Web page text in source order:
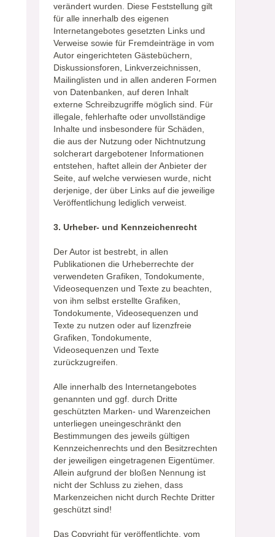
verändert wurden. Diese Feststellung gilt
für alle innerhalb des eigenen
Internetangebotes gesetzten Links und
Verweise sowie für Fremdeinträge in vom
Autor eingerichteten Gästebüchern,
Diskussionsforen, Linkverzeichnissen,
Mailinglisten und in allen anderen Formen
von Datenbanken, auf deren Inhalt
externe Schreibzugriffe möglich sind. Für
illegale, fehlerhafte oder unvollständige
Inhalte und insbesondere für Schäden,
die aus der Nutzung oder Nichtnutzung
solcherart dargebotener Informationen
entstehen, haftet allein der Anbieter der
Seite, auf welche verwiesen wurde, nicht
derjenige, der über Links auf die jeweilige
Veröffentlichung lediglich verweist.
3. Urheber- und Kennzeichenrecht
Der Autor ist bestrebt, in allen
Publikationen die Urheberrechte der
verwendeten Grafiken, Tondokumente,
Videosequenzen und Texte zu beachten,
von ihm selbst erstellte Grafiken,
Tondokumente, Videosequenzen und
Texte zu nutzen oder auf lizenzfreie
Grafiken, Tondokumente,
Videosequenzen und Texte
zurückzugreifen.
Alle innerhalb des Internetangebotes
genannten und ggf. durch Dritte
geschützten Marken- und Warenzeichen
unterliegen uneingeschränkt den
Bestimmungen des jeweils gültigen
Kennzeichenrechts und den Besitzrechten
der jeweiligen eingetragenen Eigentümer.
Allein aufgrund der bloßen Nennung ist
nicht der Schluss zu ziehen, dass
Markenzeichen nicht durch Rechte Dritter
geschützt sind!
Das Copyright für veröffentlichte, vom